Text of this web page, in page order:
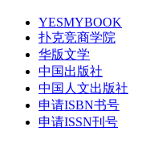
YESMYBOOK
扑克竞商学院
华版文学
中国出版社
中国人文出版社
申请ISBN书号
申请ISSN刊号